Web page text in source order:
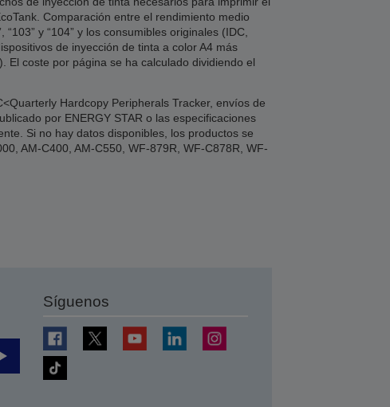
Comparación entre el rendimiento medio
y “104” y los consumibles originales (IDC,
de inyección de tinta a color A4 más
El coste por página se ha calculado dividiendo el
Hardcopy Peripherals Tracker, envíos de
por ENERGY STAR o las especificaciones
Si no hay datos disponibles, los productos se
AM-C400, AM-C550, WF-879R, WF-C878R, WF-
Enviar
Síguenos